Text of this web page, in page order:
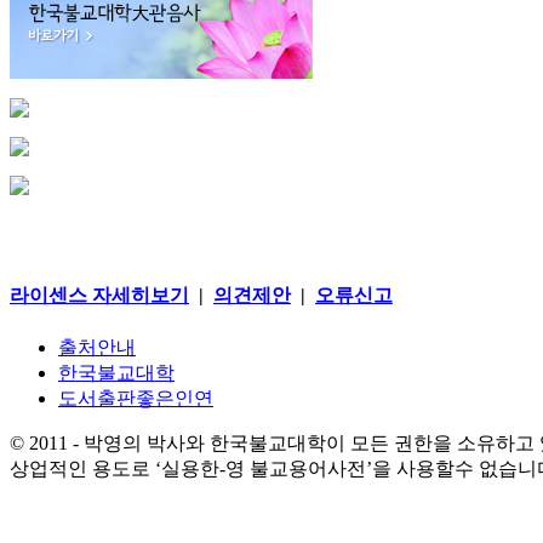
라이센스 자세히보기 | 의견제안| 오류신고
출처안내
한국불교대학
도서출판좋은인연
© 2011 - 박영의 박사와 한국불교대학이 모든 권한을 소유하고
상업적인 용도로 ‘실용한-영 불교용어사전’을 사용할수 없습니